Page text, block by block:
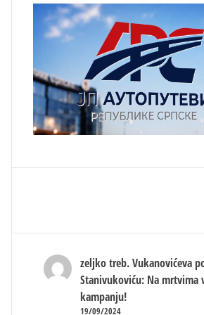
zeljko treb. Vukanovićeva
Stanivukoviću: Na mrtvima
kampanju!
19/09/2024